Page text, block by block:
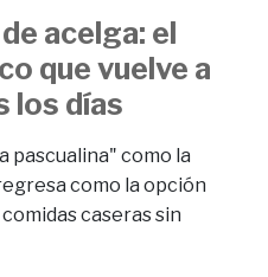
acelga: el
que vuelve a
los días
pascualina" como la
como la opción
caseras sin